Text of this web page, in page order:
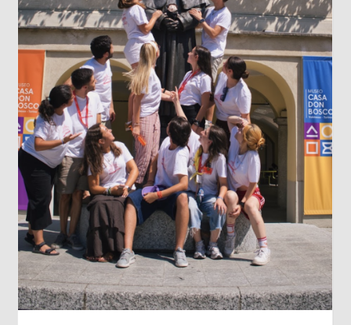
LOS DATOS BIOMÉTRICOS: NUESTRA
IDENTIDAD EN JUEGO
Cada vez que jugamos con la inteligencia
artificial subiendo nuestra imagen para generar
un avatar gracioso, en el fondo estamos
cediendo una parte de nuestra identidad. El
escaneo facial no es un simple pasatiempo
inofensivo; nuestra cara es una seña de
identidad...
Leer más